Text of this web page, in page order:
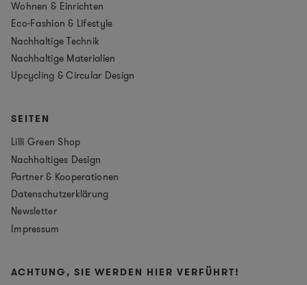
Wohnen & Einrichten
Eco-Fashion & Lifestyle
Nachhaltige Technik
Nachhaltige Materialien
Upcycling & Circular Design
SEITEN
Lilli Green Shop
Nachhaltiges Design
Partner & Kooperationen
Datenschutzerklärung
Newsletter
Impressum
ACHTUNG, SIE WERDEN HIER VERFÜHRT!